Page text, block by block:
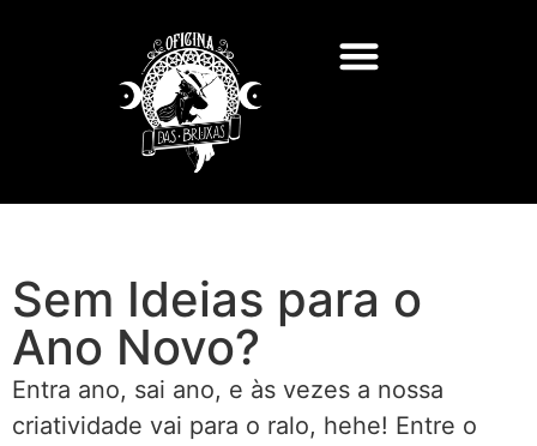
Sem Ideias para o
Ano Novo?
Entra ano, sai ano, e às vezes a nossa
criatividade vai para o ralo, hehe! Entre o